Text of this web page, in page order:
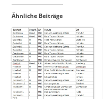
Ähnliche Beiträge